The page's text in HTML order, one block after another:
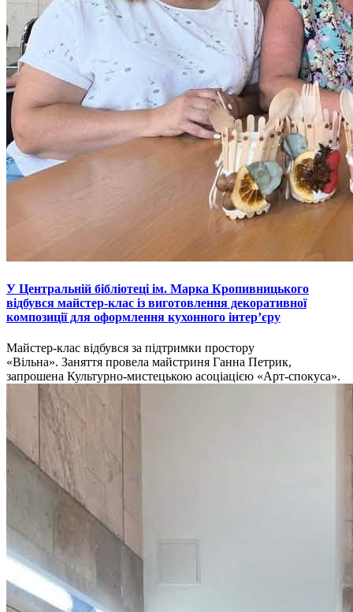
У Центральній бібліотеці ім. Марка Кропивницького
відбувся майстер-клас із виготовлення декоративної
композиції для оформлення кухонного інтер’єру
Майстер-клаc відбувся за підтримки простору
«Вільна». Заняття провела майстриня Ганна Петрик,
запрошена Культурно-мистецькою асоціацією «Арт-спокуса».